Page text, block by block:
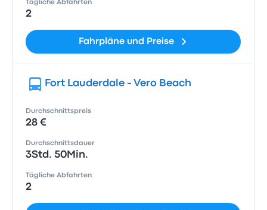
Tägliche Abfahrten
2
Fahrpläne und Preise
Fort Lauderdale - Vero Beach
Durchschnittspreis
28 €
Durchschnittsdauer
3Std. 50Min.
Tägliche Abfahrten
2